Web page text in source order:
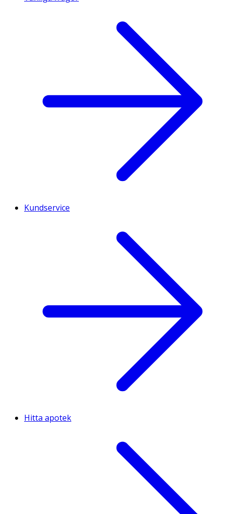
Kundservice
Hitta apotek